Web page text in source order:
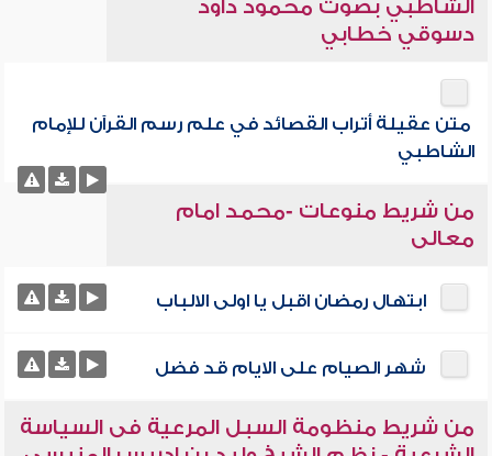
الشاطبي بصوت محمود داود
دسوقي خطابي
متن عقيلة أتراب القصائد في علم رسم القرآن للإمام
الشاطبي
من شريط منوعات -محمد امام
معالى
ابتهال رمضان اقبل يا اولى الالباب
شهر الصيام على الايام قد فضل
من شريط منظومة السبل المرعية فى السياسة